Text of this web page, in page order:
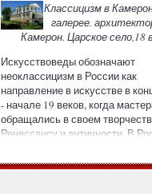
Классицизм в
галерее.
Камерон. Царское село,18
Искусствоведы обозначают
неоклассицизм в России как
направление в искусстве в
- начале 19 веков, когда
обращались в своем
Ренессансу и античности. В
считается период 1762 - 1840